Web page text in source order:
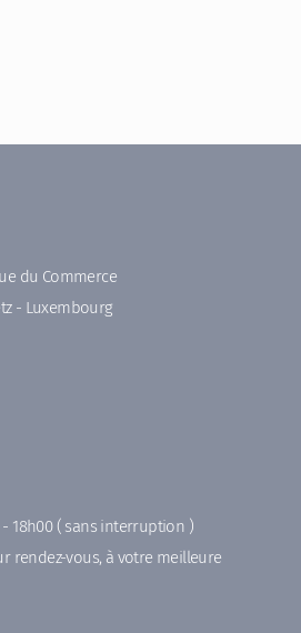
du Commerce
- Luxembourg
18h00 ( sans interruption )
rendez-vous, à votre meilleure